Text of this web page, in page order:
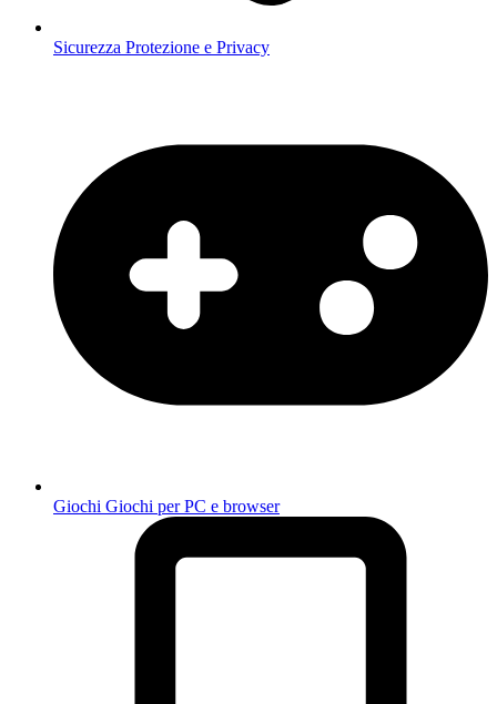
Sicurezza Protezione e Privacy
Giochi Giochi per PC e browser